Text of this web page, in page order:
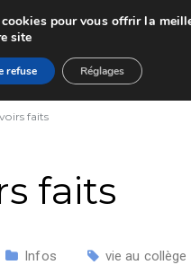
faits
faits
Infos vie au collège
pour vous offrir la
site
refuse Réglages